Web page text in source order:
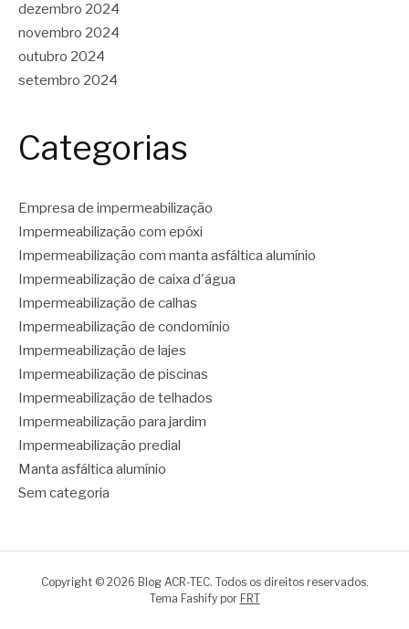
dezembro 2024
novembro 2024
outubro 2024
setembro 2024
Categorias
Empresa de impermeabilização
Impermeabilização com epóxi
Impermeabilização com manta asfáltica alumínio
Impermeabilização de caixa d'água
Impermeabilização de calhas
Impermeabilização de condomínio
Impermeabilização de lajes
Impermeabilização de piscinas
Impermeabilização de telhados
Impermeabilização para jardim
Impermeabilização predial
Manta asfáltica alumínio
Sem categoria
Copyright © 2026 Blog ACR-TEC. Todos os direitos reservados.
Tema Fashify por FRT